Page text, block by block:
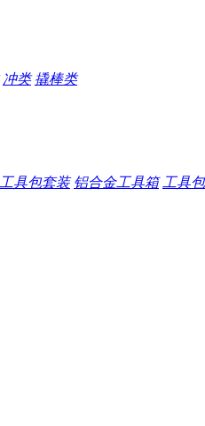
冲类 撬棒类
工具包套装 铝合金工具箱 工具包